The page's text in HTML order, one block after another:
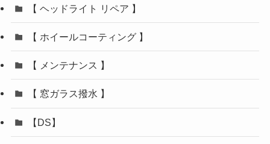
【 ヘッドライト リペア 】
【 ホイールコーティング 】
【 メンテナンス 】
【 窓ガラス撥水 】
【DS】